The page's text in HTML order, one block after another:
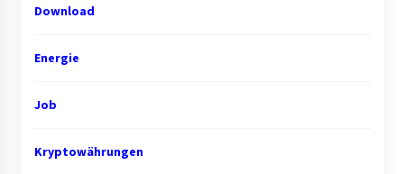
Download
Energie
Job
Kryptowährungen